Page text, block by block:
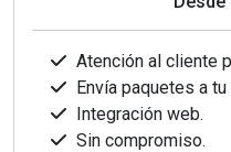
Atención al cliente
Envía paquetes a
Integración web.
Sin compromiso.